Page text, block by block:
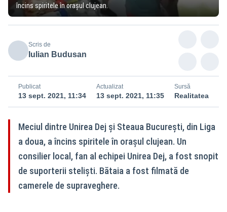
încins spiritele în oraşul clujean.
Scris de
Iulian Budusan
Publicat
13 sept. 2021, 11:34
Actualizat
13 sept. 2021, 11:35
Sursă
Realitatea
Meciul dintre Unirea Dej şi Steaua Bucureşti, din Liga
a doua, a încins spiritele în oraşul clujean. Un
consilier local, fan al echipei Unirea Dej, a fost snopit
de suporterii stelişti. Bătaia a fost filmată de
camerele de supraveghere.